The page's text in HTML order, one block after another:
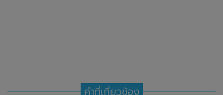
คำที่เกี่ยวข้อง